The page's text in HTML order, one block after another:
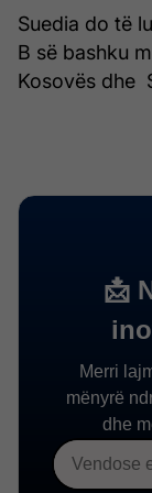
Suedia do të
B së bashku
Kosovës dhe